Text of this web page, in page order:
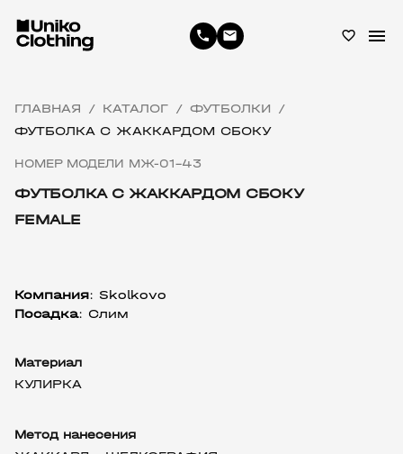
phone email favorite_border menu
ГЛАВНАЯ / КАТАЛОГ / ФУТБОЛКИ /
ФУТБОЛКА С ЖАККАРДОМ СБОКУ
НОМЕР МОДЕЛИ МЖ-01-43
ФУТБОЛКА С ЖАККАРДОМ СБОКУ
FEMALE
Компания: Skolkovo
Посадка: Слим
Материал
КУЛИРКА
Метод нанесения